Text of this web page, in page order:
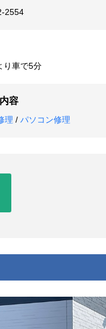
2554
り車で5分
容
理 /パソコン修理